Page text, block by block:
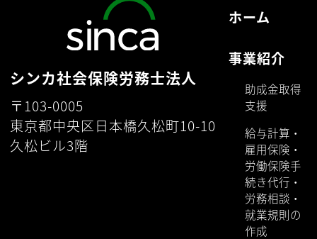
シンカ社会保険労務士法人
〒103-0005
東京都中央区日本橋久松町10-10
久松ビル3階
ホーム
事業紹介
助成金取得
支援
給与計算・
雇用保険・
労働保険手
続き代行・
労務相談・
就業規則の
作成